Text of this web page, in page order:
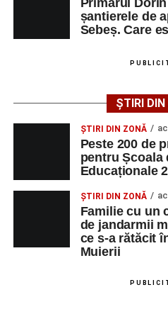
Mai jos puteți consulta
muncă disponibile în
AGENT OCUPAŢIA
Technology Srl
OPERATOR LA
MASINI-
NUMERICA
Primarul
șantierele de
Sebeș. Care
ȘTIRI
ȘTIRI DIN ZONĂ
Peste 200 de
pentru Școala
Educaționale
ȘTIRI DIN ZONĂ
Familie cu un
de jandarmii
ce s-a rătăcit
Muierii